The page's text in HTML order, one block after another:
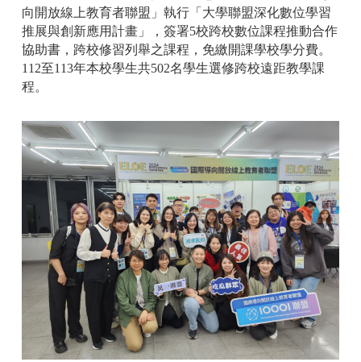
向開放線上教育者聯盟」執行「大學聯盟深化數位學習
推展與創新應用計畫」，簽署5校跨校數位課程推動合作
協助書，跨校修習列舉之課程，免繳開課學校學分費。
112至113年本校學生共502名學生選修跨校遠距教學課
程。